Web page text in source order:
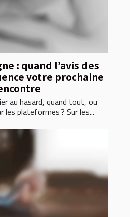
: quand l’avis des
votre prochaine
au hasard, quand tout, ou
les plateformes ? Sur les...